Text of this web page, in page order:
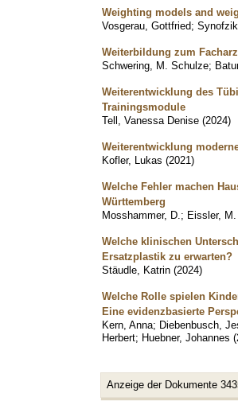
Weighting models and
Vosgerau, Gottfried;
Weiterbildung zum
Schwering, M. Schulze;
Weiterentwicklung des
Trainingsmodule
Tell, Vanessa Denise (2024)
Weiterentwicklung
Kofler, Lukas (2021)
Welche Fehler machen
Württemberg
Mosshammer, D. ; Eissler, M.
Welche klinischen
Ersatzplastik zu erwarten?
Stäudle, Katrin (2024)
Welche Rolle spielen
Eine evidenzbasierte
Kern, Anna; Diebenbusch,
Herbert; Huebner, Johannes (
Anzeige der Dokumente